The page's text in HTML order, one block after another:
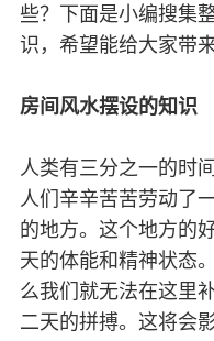
些？下面是小编搜集
识，希望能给大家带来
房间风水摆设的知识
人类有三分之一的时
人们辛辛苦苦劳动了
的地方。这个地方的
天的体能和精神状态
么我们就无法在这里
二天的拼搏。这将会